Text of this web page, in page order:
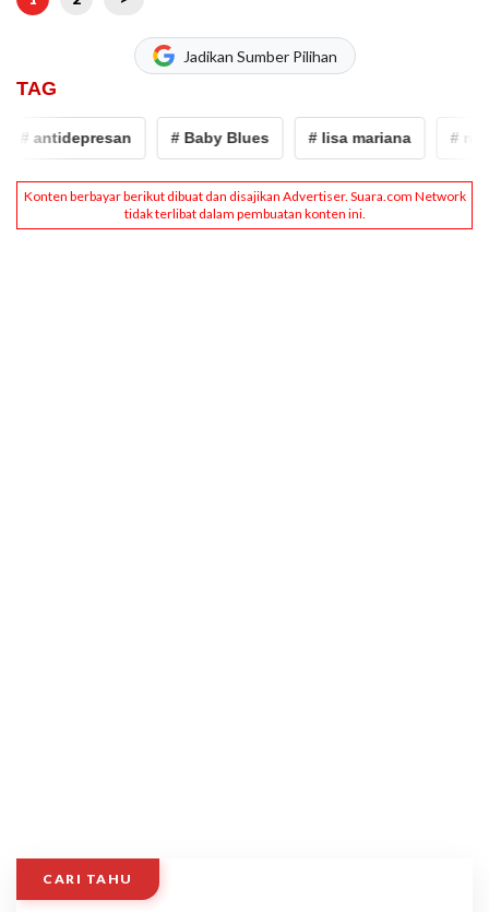
Jadikan Sumber Pilihan
TAG
# antidepresan # Baby Blues # lisa mariana #
CARI TAHU